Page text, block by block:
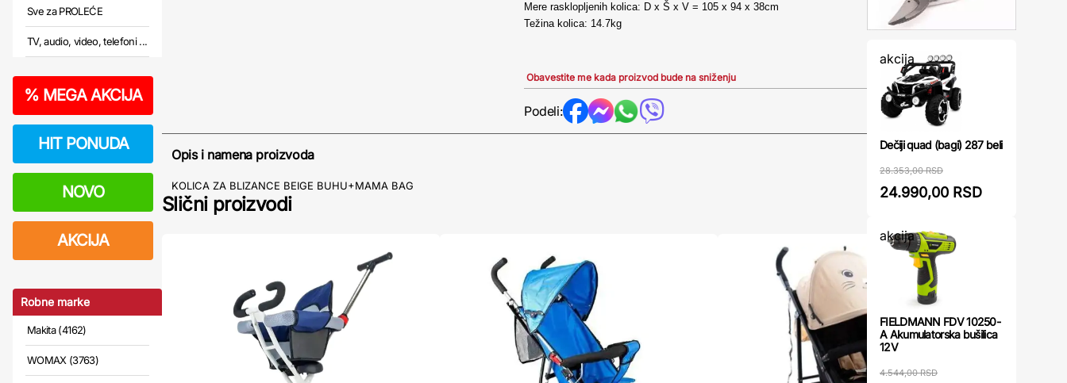
Sve za PROLEĆE
TV, audio, video, telefoni ...
% MEGA AKCIJA
HIT PONUDA
NOVO
AKCIJA
Robne marke
Makita (4162)
WOMAX (3763)
Mere rasklopljenih kolica: D x Š x V = 105 x 94 x 38cm
Težina kolica: 14.7kg
Obavestite me kada proizvod bude na sniženju
Podeli:
Opis i namena proizvoda
KOLICA ZA BLIZANCE BEIGE BUHU+MAMA BAG
Slični proizvodi
akcija
Dečiji quad (bagi) 287 beli
28.353,00 RSD
24.990,00 RSD
akcija
FIELDMANN FDV 10250-
A Akumulatorska bušilica
12V
4.544,00 RSD